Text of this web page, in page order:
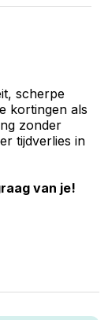
scherpe
kortingen als
zonder
tijdverlies in
van je!